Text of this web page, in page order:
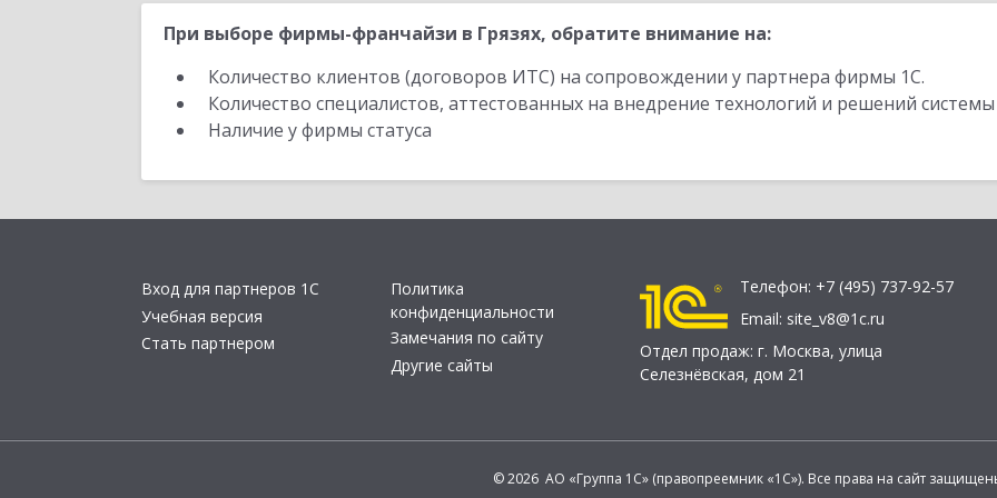
При выборе фирмы-франчайзи в Грязях, обратите внимание на:
Количество клиентов (договоров ИТС) на сопровождении у партнера фирмы 1С.
Количество специалистов, аттестованных на внедрение технологий и решений
Наличие у фирмы статуса
Вход для партнеров 1С
Учебная версия
Стать партнером
Политика
конфиденциальности
Замечания по сайту
Другие сайты
Телефон: +7 (495) 737-92-57
Email: site_v8@1c.ru
Отдел продаж: г. Москва, улица
Селезнёвская, дом 21
© 2026 АО «Группа 1С» (правопреемник «1С»). Все права на сайт